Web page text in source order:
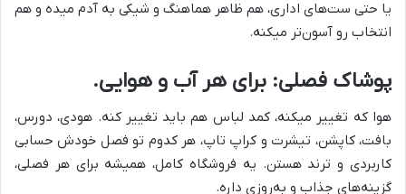
یا حتی ست‌های اداری، هم ظاهر هماهنگ و شیکی به آدم میده و هم
انتخاب رو آسون‌تر میکنه.
پوشاک فصلی: برای هر آب و هوایی.
هوا که تغییر میکنه، کمد لباس هم باید تغییر کنه. هودی، دورس،
بافت، کاپشن، تیشرت و کراپ تاپ، هر کدوم تو فصل خودش حسابی
کاربردی و ترند هستن. یه فروشگاه کامل، همیشه برای هر فصلی،
گزینه‌های جذاب و به‌روزی داره.